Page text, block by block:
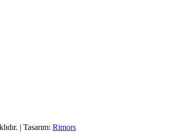
| Tasarım: Rimors